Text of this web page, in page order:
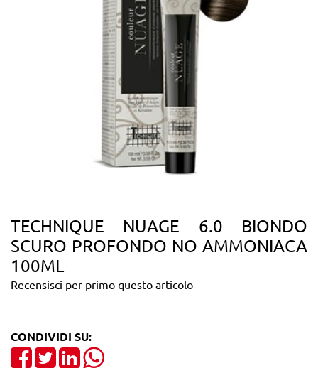
TECHNIQUE NUAGE 6.0 BIONDO
SCURO PROFONDO NO AMMONIACA
100ML
Recensisci per primo questo articolo
CONDIVIDI SU:
Share on Facebook
TweetShare on LinkedIn